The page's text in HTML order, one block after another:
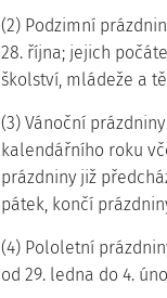
(2) Podzimní
28. října; jejich
školství, mládeže a
(3) Vánoční
kalendářního roku
prázdniny již
pátek, končí
(4) Pololetní
od 29. ledna do 4.